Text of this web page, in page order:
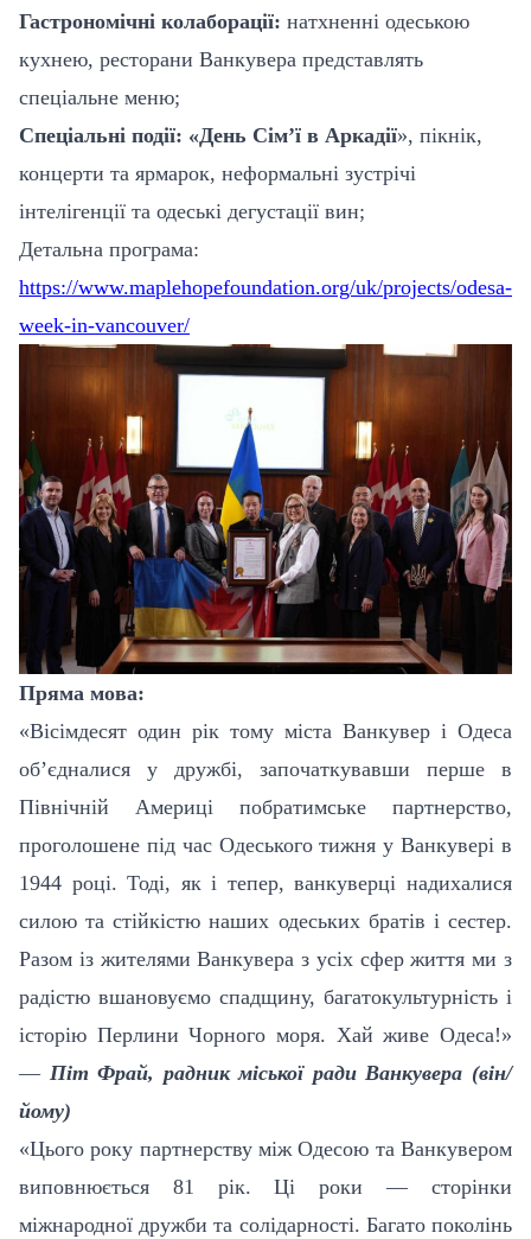
Гастрономічні колаборації: натхненні одеською
кухнею, ресторани Ванкувера представлять
спеціальне меню;
Спеціальні події: «День Сім’ї в Аркадії», пікнік,
концерти та ярмарок, неформальні зустрічі
інтелігенції та одеські дегустації вин;
Детальна програма:
https://www.maplehopefoundation.org/uk/projects/odesa-
week-in-vancouver/
Пряма мова:
«Вісімдесят один рік тому міста Ванкувер і Одеса
об’єдналися у дружбі, започаткувавши перше в
Північній Америці побратимське партнерство,
проголошене під час Одеського тижня у Ванкувері в
1944 році. Тоді, як і тепер, ванкуверці надихалися
силою та стійкістю наших одеських братів і сестер.
Разом із жителями Ванкувера з усіх сфер життя ми з
радістю вшановуємо спадщину, багатокультурність і
історію Перлини Чорного моря. Хай живе Одеса!»
— Піт Фрай, радник міської ради Ванкувера (він/
йому)
«Цього року партнерству між Одесою та Ванкувером
виповнюється 81 рік. Ці роки — сторінки
міжнародної дружби та солідарності. Багато поколінь